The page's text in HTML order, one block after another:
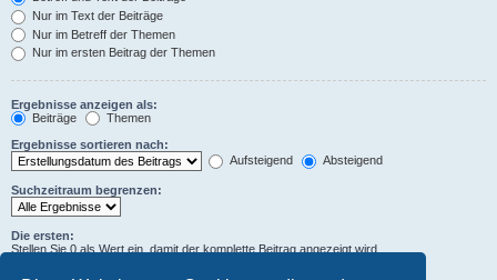
Nur im Text der Beiträge
Nur im Betreff der Themen
Nur im ersten Beitrag der Themen
Ergebnisse anzeigen als:
Beiträge
Themen
Ergebnisse sortieren nach:
Aufsteigend
Absteigend
Suchzeitraum begrenzen:
Die ersten:
Stellen Sie 0 als Wert ein, damit der komplette Beitrag angezeigt wird.